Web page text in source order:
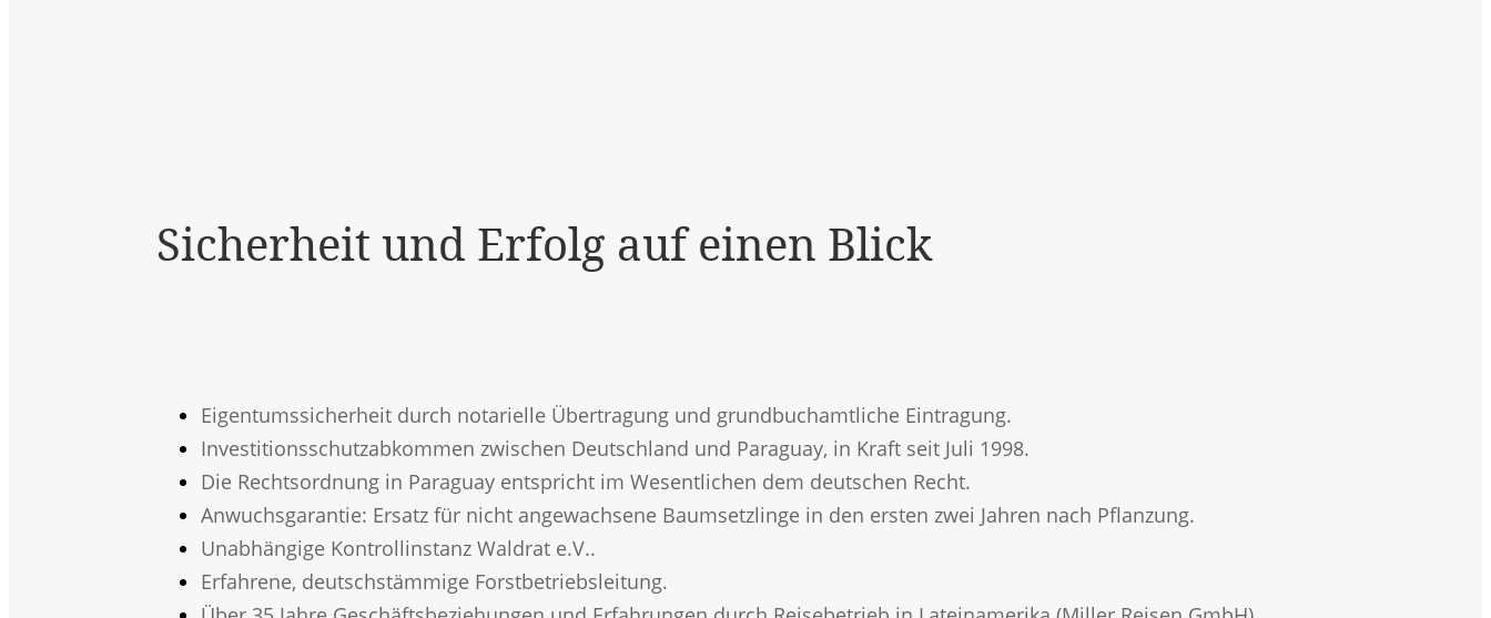
Sicherheit und Erfolg auf einen Blick
Eigentumssicherheit durch notarielle Übertragung und grundbuchamtliche Eintragung.
Investitionsschutzabkommen zwischen Deutschland und Paraguay, in Kraft seit Juli 1998.
Die Rechtsordnung in Paraguay entspricht im Wesentlichen dem deutschen Recht.
Anwuchsgarantie: Ersatz für nicht angewachsene Baumsetzlinge in den ersten zwei Jahren nach Pflanzung.
Unabhängige Kontrollinstanz Waldrat e.V..
Erfahrene, deutschstämmige Forstbetriebsleitung.